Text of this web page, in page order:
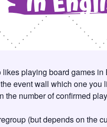
playing board games in
event wall which one
number of confirmed
(but depends on the